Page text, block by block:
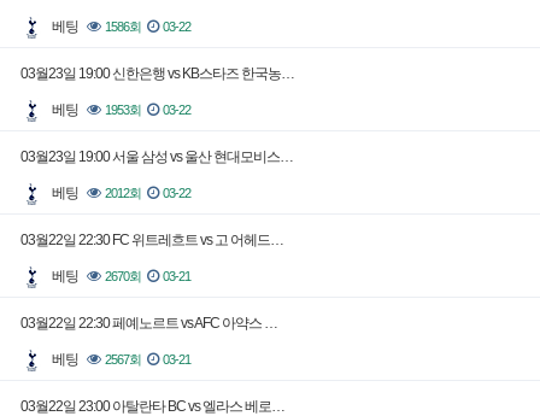
베팅 1586회 03-22
03월23일 19:00 신한은행 vs KB스타즈 한국농…
베팅 1953회 03-22
03월23일 19:00 서울 삼성 vs 울산 현대모비스…
베팅 2012회 03-22
03월22일 22:30 FC 위트레흐트 vs 고 어헤드…
베팅 2670회 03-21
03월22일 22:30 페예노르트 vs AFC 아약스 …
베팅 2567회 03-21
03월22일 23:00 아탈란타 BC vs 엘라스 베로…